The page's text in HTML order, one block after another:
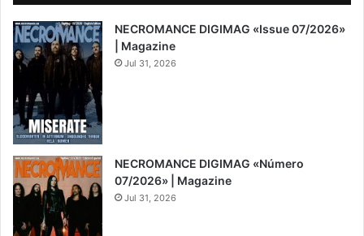
NECROMANCE DIGIMAG «Issue 07/2026»
| Magazine
Jul 31, 2026
NECROMANCE DIGIMAG «Número
07/2026» | Magazine
Jul 31, 2026